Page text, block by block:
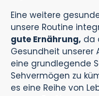
Eine weitere
unsere Routine
gute Ernährung, da
Gesundheit unserer
eine grundlegende
Sehvermögen zu
es eine Reihe von